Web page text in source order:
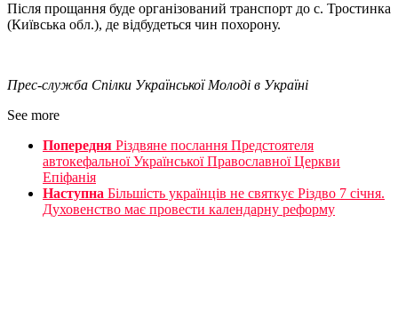
Після прощання буде організований транспорт до с. Тростинка
(Київська обл.), де відбудеться чин похорону.
Прес-служба Спілки Української Молоді в Україні
See more
Попередня Різдвяне послання Предстоятеля
автокефальної Української Православної Церкви
Епіфанія
Наступна Більшість українців не святкує Різдво 7 січня.
Духовенство має провести календарну реформу